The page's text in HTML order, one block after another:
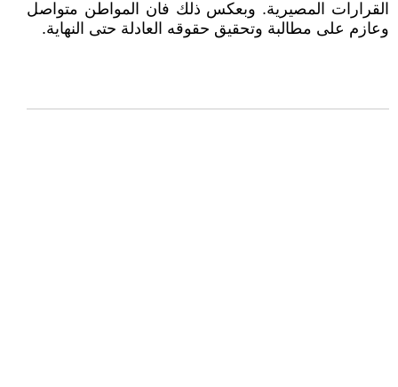
القرارات المصيرية. وبعكس ذلك فان المواطن متواصل
وعازم على مطالبة وتحقيق حقوقه العادلة حتى النهاية.